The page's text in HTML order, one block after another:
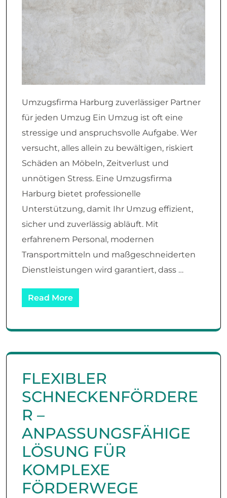
Umzugsfirma Harburg zuverlässiger Partner
für jeden Umzug Ein Umzug ist oft eine
stressige und anspruchsvolle Aufgabe. Wer
versucht, alles allein zu bewältigen, riskiert
Schäden an Möbeln, Zeitverlust und
unnötigen Stress. Eine Umzugsfirma
Harburg bietet professionelle
Unterstützung, damit Ihr Umzug effizient,
sicher und zuverlässig abläuft. Mit
erfahrenem Personal, modernen
Transportmitteln und maßgeschneiderten
Dienstleistungen wird garantiert, dass …
Read More
FLEXIBLER
SCHNECKENFÖRDERE
R –
ANPASSUNGSFÄHIGE
LÖSUNG FÜR
KOMPLEXE
FÖRDERWEGE